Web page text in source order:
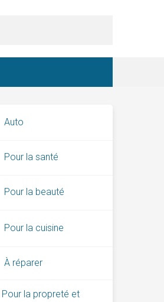
Auto
Pour la santé
Pour la beauté
Pour la cuisine
À réparer
Pour la propreté et